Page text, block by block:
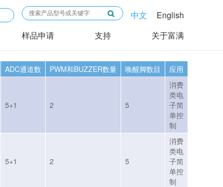
中文
English
样品申请 支持 关于富满
ADC通道数 PWM和BUZZER数量 唤醒脚数目 应用
5+1 2 5
消费
类电
子简
单控
制
5+1 2 5
消费
类电
子简
单控
制